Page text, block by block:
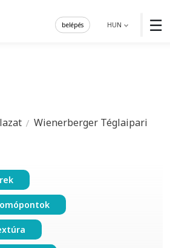
☰
HUN
belépés
Wienerberger Téglaipari